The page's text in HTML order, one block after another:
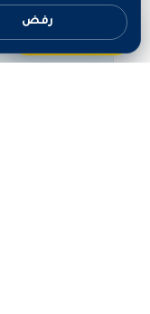
الباقة
اطلب الآن
رفض